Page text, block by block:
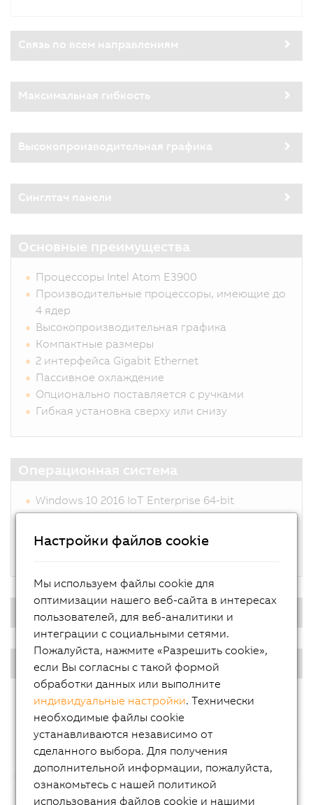
Связь по всем направлениям
Максимальная гибкость
Высокопроизводительная графика
Синглтач панели
Основные преимущества
Процессоры Intel Atom E3900
Производительные процессоры, имеющие до
4 ядер
Высокопроизводительная графика
Компактные размеры
2 интерфейса Gigabit Ethernet
Пассивное охлаждение
Опционально поставляется с ручками
Гибкая установка сверху или снизу
Операционная система
Windows 10 2016 IoT Enterprise 64-bit
B&R Linux 9
Automation Runtime Embedded
Гипервизор
Операционная система реального времени
Синглтач Panel PC - Размеры экранов
Настройки файлов cookie
Мы используем файлы cookie для
оптимизации нашего веб-сайта в интересах
пользователей, для веб-аналитики и
интеграции с социальными сетями.
Пожалуйста, нажмите «Разрешить cookie»,
если Вы согласны с такой формой
обработки данных или выполните
индивидуальные настройки. Технически
необходимые файлы cookie
устанавливаются независимо от
сделанного выбора. Для получения
дополнительной информации, пожалуйста,
ознакомьтесь с нашей политикой
использования файлов cookie и нашими